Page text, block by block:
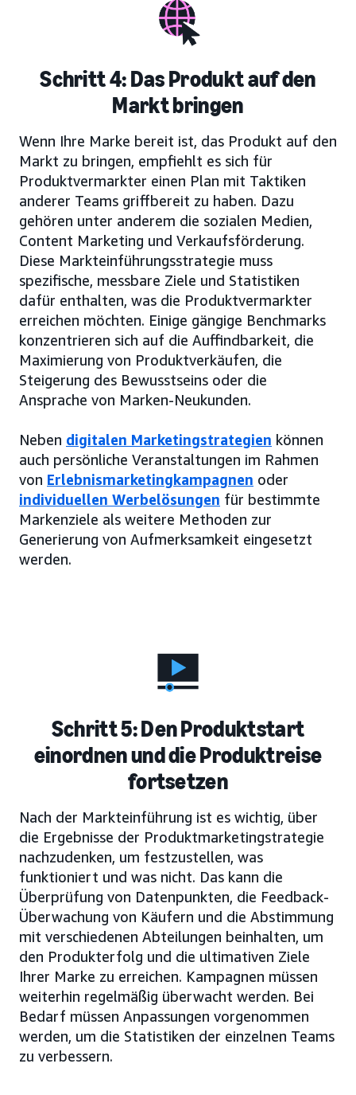
Schritt 4: Das Produkt auf den
Markt bringen
Wenn Ihre Marke bereit ist, das Produkt auf den
Markt zu bringen, empfiehlt es sich für
Produktvermarkter einen Plan mit Taktiken
anderer Teams griffbereit zu haben. Dazu
gehören unter anderem die sozialen Medien,
Content Marketing und Verkaufsförderung.
Diese Markteinführungsstrategie muss
spezifische, messbare Ziele und Statistiken
dafür enthalten, was die Produktvermarkter
erreichen möchten. Einige gängige Benchmarks
konzentrieren sich auf die Auffindbarkeit, die
Maximierung von Produktverkäufen, die
Steigerung des Bewusstseins oder die
Ansprache von Marken-Neukunden.
Neben digitalen Marketingstrategien können
auch persönliche Veranstaltungen im Rahmen
von Erlebnismarketingkampagnen oder
individuellen Werbelösungen für bestimmte
Markenziele als weitere Methoden zur
Generierung von Aufmerksamkeit eingesetzt
werden.
Schritt 5: Den Produktstart
einordnen und die Produktreise
fortsetzen
Nach der Markteinführung ist es wichtig, über
die Ergebnisse der Produktmarketingstrategie
nachzudenken, um festzustellen, was
funktioniert und was nicht. Das kann die
Überprüfung von Datenpunkten, die Feedback-
Überwachung von Käufern und die Abstimmung
mit verschiedenen Abteilungen beinhalten, um
den Produkterfolg und die ultimativen Ziele
Ihrer Marke zu erreichen. Kampagnen müssen
weiterhin regelmäßig überwacht werden. Bei
Bedarf müssen Anpassungen vorgenommen
werden, um die Statistiken der einzelnen Teams
zu verbessern.